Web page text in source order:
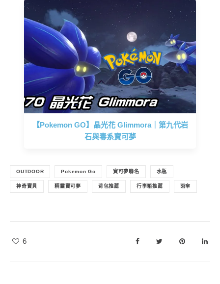
【Pokemon GO】晶光花 Glimmora｜第九代岩
石與毒系寶可夢
OUTDOOR Pokemon Go 寶可夢聯名 水瓶
神奇寶貝 精靈寶可夢 背包推薦 行李箱推薦 雨傘
6